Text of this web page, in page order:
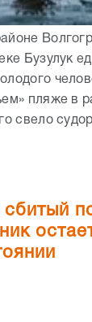
Бузулук
пляже в
свело
сбитый